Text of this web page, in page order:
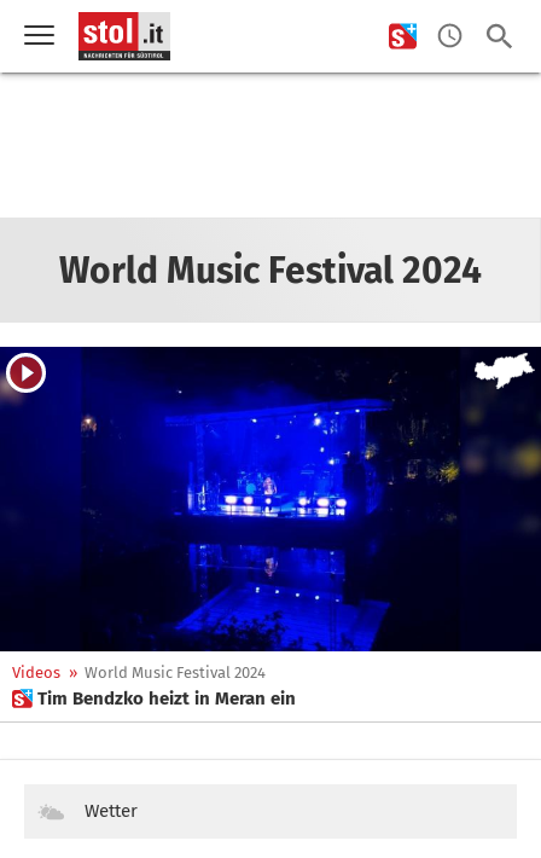
World Music Festival 2024
Videos » World Music Festival 2024
 Tim Bendzko heizt in Meran ein
Wetter